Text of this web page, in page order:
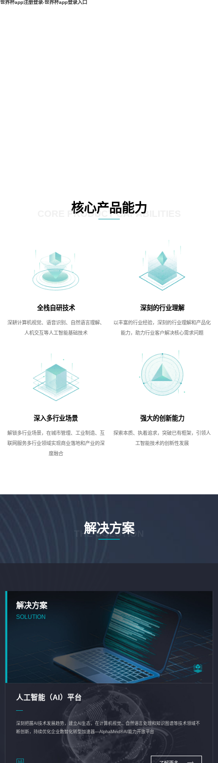
世界杯app注册登录-世界杯app登录入口
核心产品能力
CORE PRODUCT CAPABILITIES
全栈自研技术
深耕计算机视觉、语音识别、自然语言理解、
人机交互等人工智能基础技术
深刻的行业理解
以丰富的行业经验，深刻的行业理解和产品化
能力，助力行业客户解决核心需求问题
深入多行业场景
解锁多行业场景，在城市管理、工业制造、互
联网服务多行业领域实现商业落地和产业的深
度融合
强大的创新能力
探索本质、执着追求，突破已有框架，引领人
工智能技术的创新性发展
解决方案
THE SOLUTION
解决方案
SOLUTION
人工智能（AI）平台
深刻把握AI技术发展趋势，建立AI生态，在计算机视觉、自然语言处理和知识图谱等技术领域不
断创新，持续优化企业数智化转型加速器—AlphaMind®AI能力开放平台